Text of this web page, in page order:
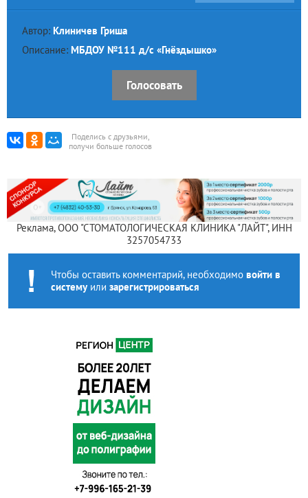
Автор: Клиничев Гриша
Описание: МБДОУ №111 д/с «Гнёздышко»
Голосовать
Поделись с друзьями,
получи больше голосов
Реклама, ООО "СТОМАТОЛОГИЧЕСКАЯ КЛИНИКА "ЛАЙТ", ИНН
3257054733
Чтобы оставить комментарий, необходимо войти в
системуили зарегистрироваться